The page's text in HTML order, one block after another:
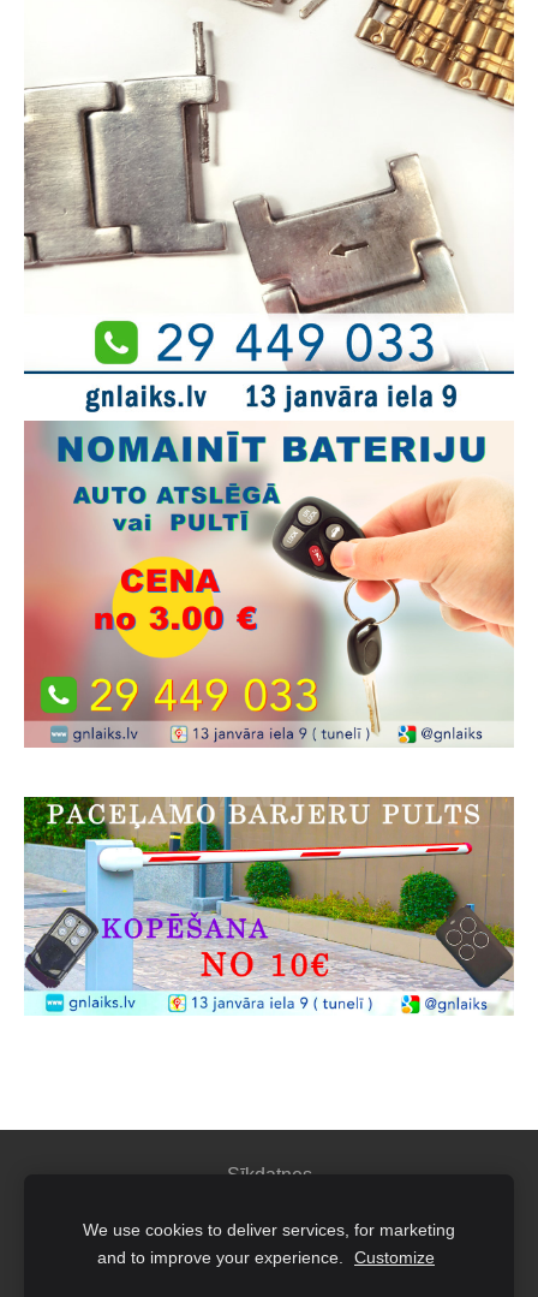
Sīkdatnes
IK"GN Laiks"
Juridiskā adrese: Latgales iela 260 K4-9, Rīga
We use cookies to deliver services, for marketing
and to improve your experience.
Customize